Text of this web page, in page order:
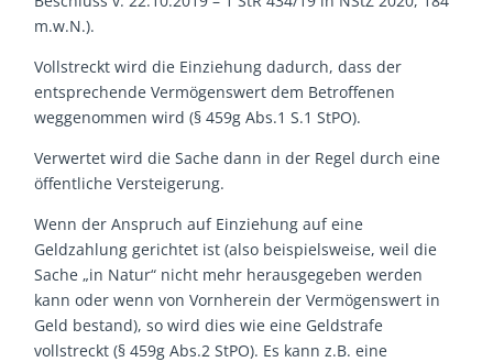
m.w.N.).
Vollstreckt wird die Einziehung dadurch, dass der
entsprechende Vermögenswert dem Betroffenen
weggenommen wird (§ 459g Abs.1 S.1 StPO).
Verwertet wird die Sache dann in der Regel durch eine
öffentliche Versteigerung.
Wenn der Anspruch auf Einziehung auf eine
Geldzahlung gerichtet ist (also beispielsweise, weil die
Sache „in Natur“ nicht mehr herausgegeben werden
kann oder wenn von Vornherein der Vermögenswert in
Geld bestand), so wird dies wie eine Geldstrafe
vollstreckt (§ 459g Abs.2 StPO). Es kann z.B. eine